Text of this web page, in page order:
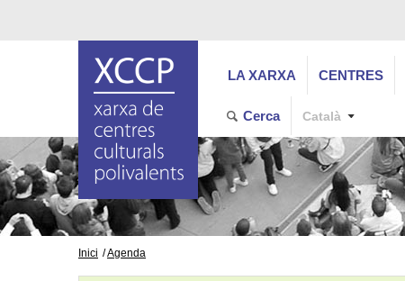
LA XARXA CENTRES
Cerca Català
Inici Agenda